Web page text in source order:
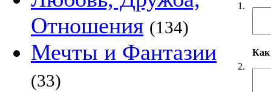
Отношения (134)
Мечты и Фантазии
(33)
1.
2.
Как